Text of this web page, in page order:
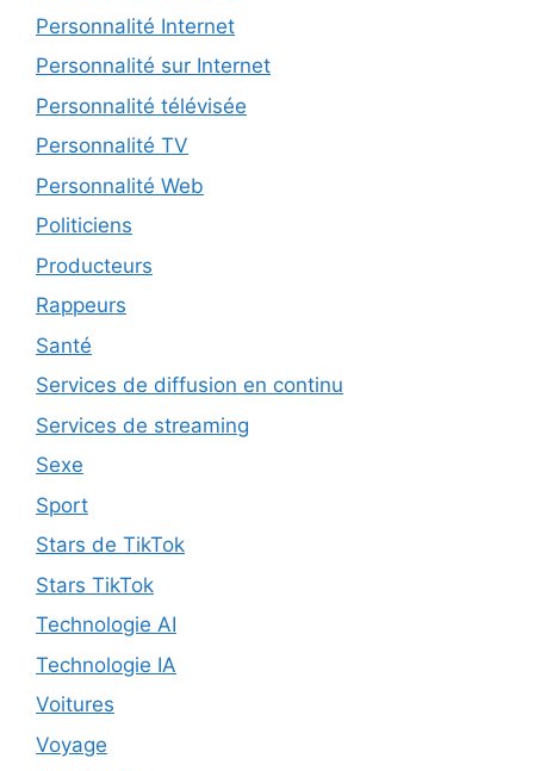
Personnalité Internet
Personnalité sur Internet
Personnalité télévisée
Personnalité TV
Personnalité Web
Politiciens
Producteurs
Rappeurs
Santé
Services de diffusion en continu
Services de streaming
Sexe
Sport
Stars de TikTok
Stars TikTok
Technologie AI
Technologie IA
Voitures
Voyage